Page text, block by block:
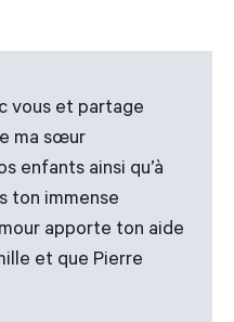
vous et partage
ma sœur
enfants ainsi qu’à
ton immense
apporte ton aide
et que Pierre